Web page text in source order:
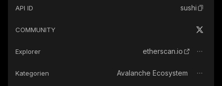
API ID sushi
COMMUNITY
Explorer etherscan.io
Kategorien Avalanche Ecosystem